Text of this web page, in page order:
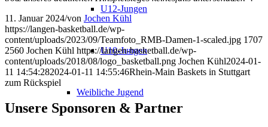
U12-Jungen
U10-Jungen
Weibliche Jugend
11. Januar 2024/von Jochen Kühl
https://langen-basketball.de/wp-
content/uploads/2023/09/Teamfoto_RMB-Damen-1-scaled.jpg 1707
2560 Jochen Kühl https://langen-basketball.de/wp-
content/uploads/2018/08/logo_basketball.png Jochen Kühl2024-01-
11 14:54:282024-01-11 14:55:46Rhein-Main Baskets in Stuttgart
zum Rückspiel
Unsere Sponsoren & Partner